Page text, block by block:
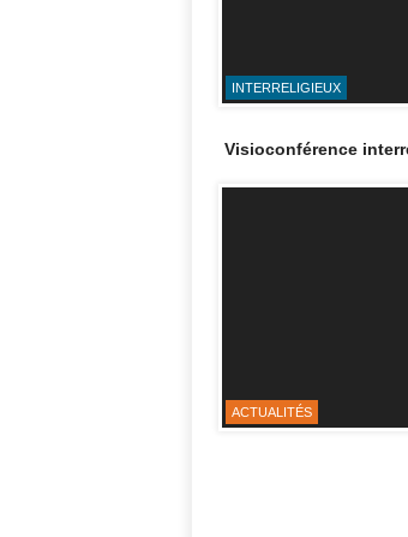
INTERRELIGIEUX
Visioconférence
ACTUALITÉS